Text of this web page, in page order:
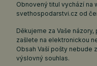
Obnovený titul vychází na
svethospodarstvi.cz od
Děkujeme za Vaše
zašlete na elektronickou
Obsah Vaší pošty nebude
výslovný souhlas.